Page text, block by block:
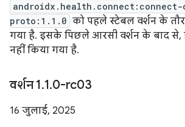
proto:1.1.0 को पहले स्टेबल वर्शन के तौर
गया है. इसके पिछले आरसी वर्शन के बाद
नहीं किया गया है.
वर्शन 1.1.0-rc03
16 जुलाई, 2025